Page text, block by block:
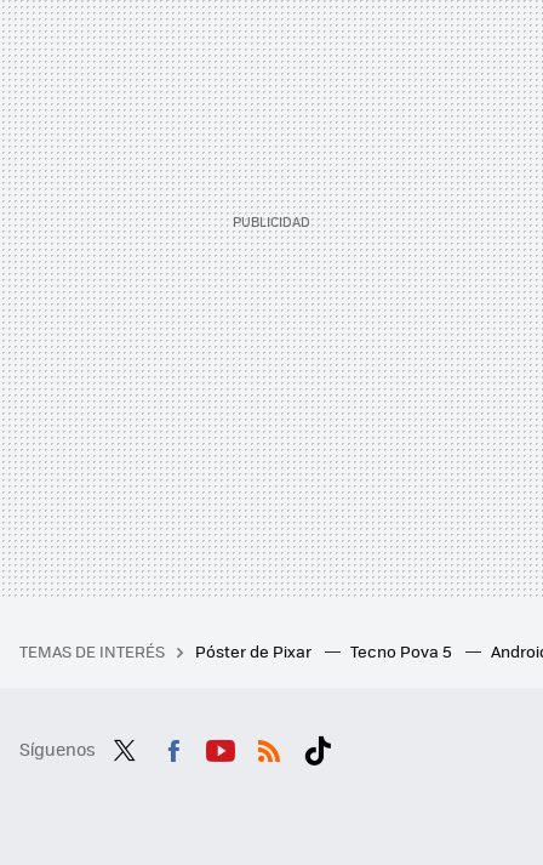
TEMAS DE INTERÉS Póster de Pixar Tecno Pova 5
Síguenos